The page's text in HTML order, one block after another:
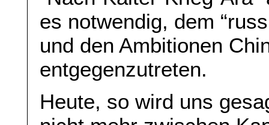
es notwendig, dem
und den Ambitionen
entgegenzutreten.
Heute, so wird uns